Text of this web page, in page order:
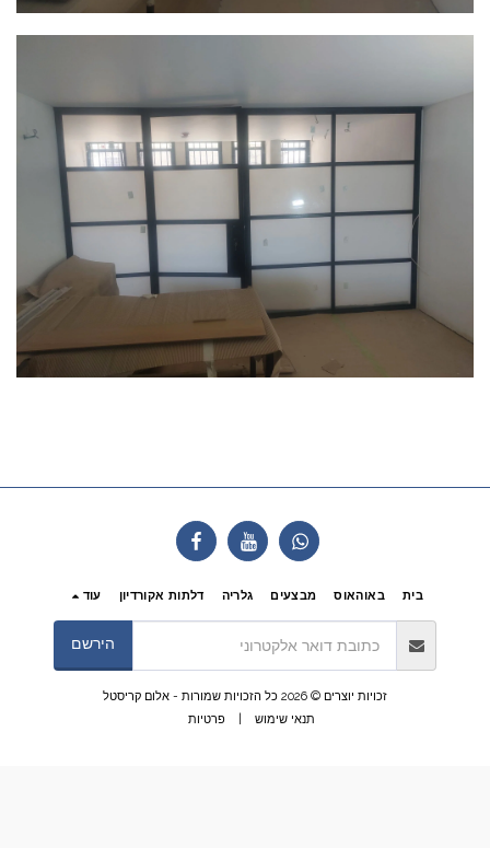
בית באוהאוס מבצעים גלריה דלתות אקורדיון עוד
הירשם
זכויות יוצרים © 2026 כל הזכויות שמורות -
אלום קריסטל
תנאי שימוש | פרטיות